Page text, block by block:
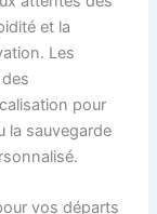
et la
Les
pour
la sauvegarde
vos départs